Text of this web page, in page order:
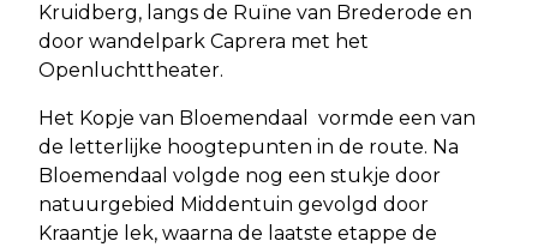
Kruidberg, langs de Ruïne van Brederode en
door wandelpark Caprera met het
Openluchttheater.
Het Kopje van Bloemendaal vormde een van
de letterlijke hoogtepunten in de route. Na
Bloemendaal volgde nog een stukje door
natuurgebied Middentuin gevolgd door
Kraantje lek, waarna de laatste etappe de